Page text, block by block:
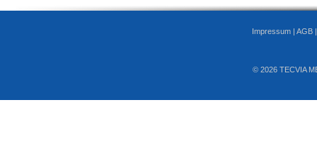
Impressum | AGB
© 2026 TECVIA